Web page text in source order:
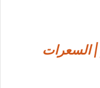
| السعرات